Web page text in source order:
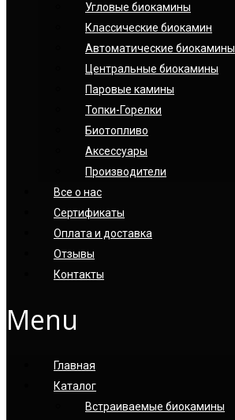
Угловые биокамины
Классические биокамин
Автоматические биокамины
Центральные биокамины
Паровые камины
Топки-Горелки
Биотопливо
Аксессуары
Производители
Все о нас
Сертификаты
Оплата и доставка
Отзывы
Контакты
Menu
Главная
Каталог
Встраиваемые биокамины